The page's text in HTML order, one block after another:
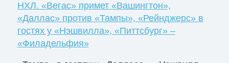
НХЛ. «Вегас» примет «Вашингтон»,
«Даллас» против «Тампы», «Рейнджерс» в
гостях у «Нэшвилла», «Питтсбург» –
«Филадельфия»